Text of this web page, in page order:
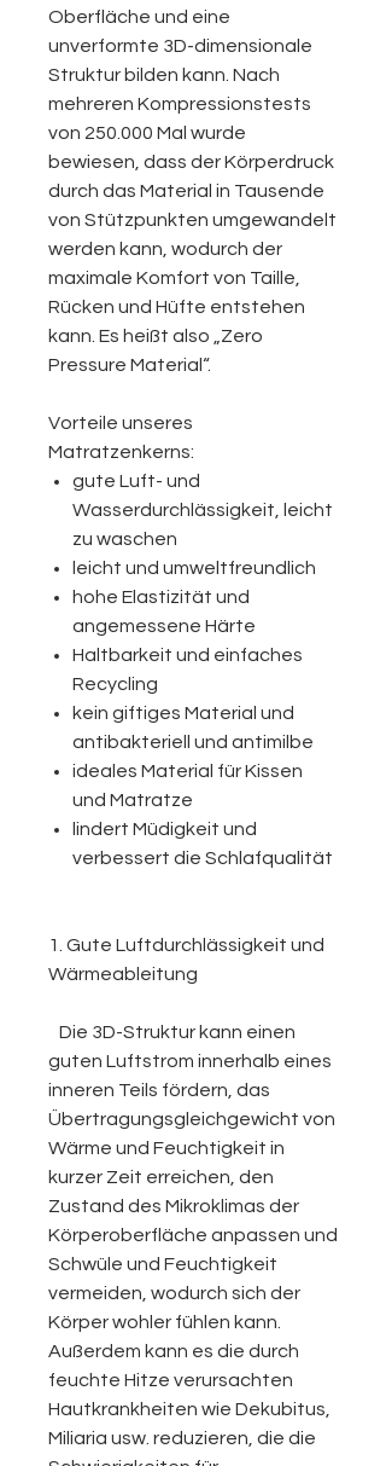
Oberfläche und eine
unverformte 3D-dimensionale
Struktur bilden kann. Nach
mehreren Kompressionstests
von 250.000 Mal wurde
bewiesen, dass der Körperdruck
durch das Material in Tausende
von Stützpunkten umgewandelt
werden kann, wodurch der
maximale Komfort von Taille,
Rücken und Hüfte entstehen
kann. Es heißt also „Zero
Pressure Material“.
Vorteile unseres
Matratzenkerns:
gute Luft- und
Wasserdurchlässigkeit, leicht
zu waschen
leicht und umweltfreundlich
hohe Elastizität und
angemessene Härte
Haltbarkeit und einfaches
Recycling
kein giftiges Material und
antibakteriell und antimilbe
ideales Material für Kissen
und Matratze
lindert Müdigkeit und
verbessert die Schlafqualität
1. Gute Luftdurchlässigkeit und
Wärmeableitung
Die 3D-Struktur kann einen
guten Luftstrom innerhalb eines
inneren Teils fördern, das
Übertragungsgleichgewicht von
Wärme und Feuchtigkeit in
kurzer Zeit erreichen, den
Zustand des Mikroklimas der
Körperoberfläche anpassen und
Schwüle und Feuchtigkeit
vermeiden, wodurch sich der
Körper wohler fühlen kann.
Außerdem kann es die durch
feuchte Hitze verursachten
Hautkrankheiten wie Dekubitus,
Miliaria usw. reduzieren, die die